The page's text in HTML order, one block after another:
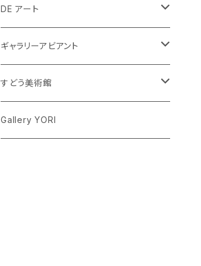
DE アート
周 平
出口道吉
渡辺洋子
ギャラリーアビアント
根木悟
及川伸一
すどう美術館
クミ・コーフ
Gallery YORI